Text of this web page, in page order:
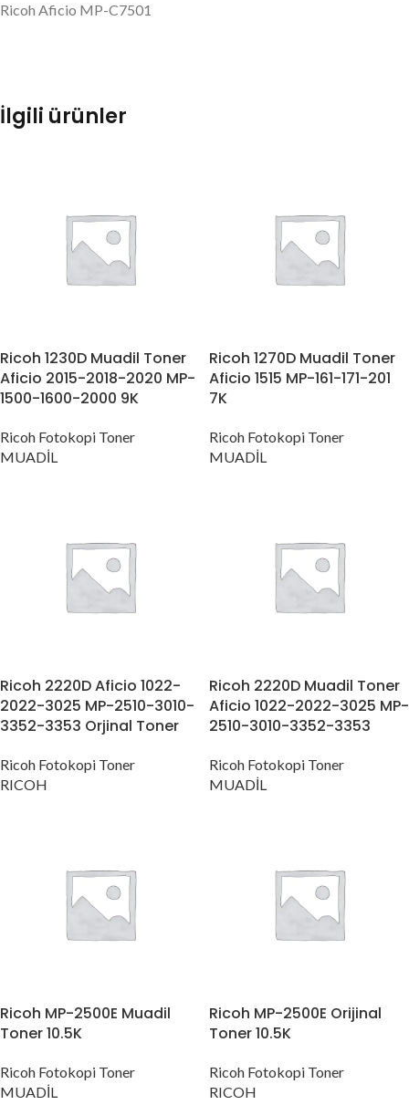
Ricoh Aficio MP-C7501
İlgili ürünler
Ricoh 1230D Muadil Toner
Aficio 2015-2018-2020 MP-
1500-1600-2000 9K
Ricoh Fotokopi Toner
MUADİL
Ricoh 1270D Muadil Toner
Aficio 1515 MP-161-171-201
7K
Ricoh Fotokopi Toner
MUADİL
Ricoh 2220D Aficio 1022-
2022-3025 MP-2510-3010-
3352-3353 Orjinal Toner
Ricoh Fotokopi Toner
RICOH
Ricoh 2220D Muadil Toner
Aficio 1022-2022-3025 MP-
2510-3010-3352-3353
Ricoh Fotokopi Toner
MUADİL
Ricoh MP-2500E Muadil
Toner 10.5K
Ricoh Fotokopi Toner
MUADİL
Ricoh MP-2500E Orijinal
Toner 10.5K
Ricoh Fotokopi Toner
RICOH